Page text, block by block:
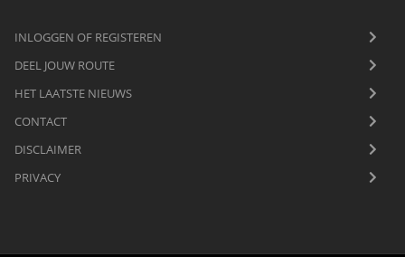
INLOGGEN OF REGISTEREN
DEEL JOUW ROUTE
HET LAATSTE NIEUWS
CONTACT
DISCLAIMER
PRIVACY